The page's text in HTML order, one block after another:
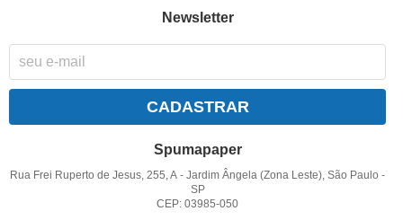
Newsletter
CADASTRAR
Spumapaper
Rua Frei Ruperto de Jesus, 255, A -Jardim Ângela (Zona Leste), São Paulo -
SP
CEP: 03985-050